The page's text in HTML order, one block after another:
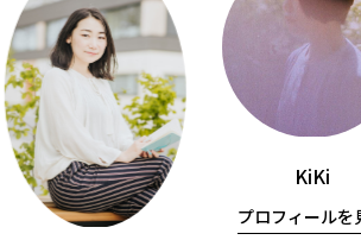
KiKi
プロフィールを